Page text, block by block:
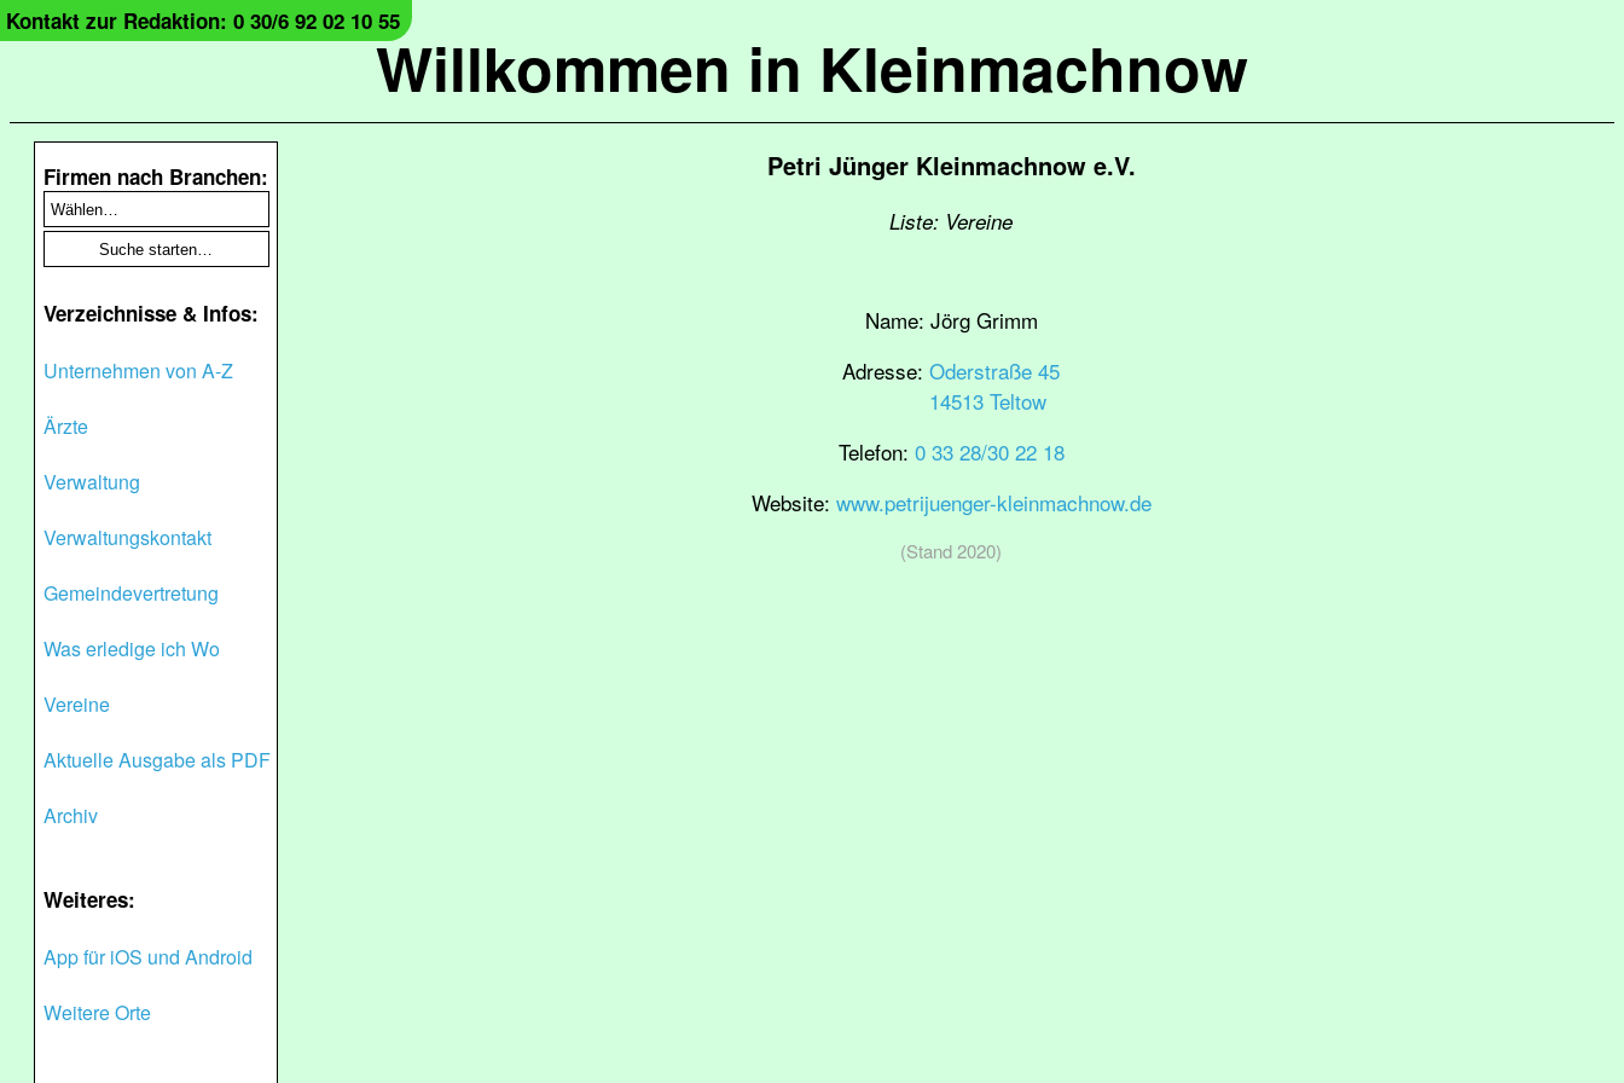
Willkommen in Kleinmachnow
Kontakt zur Redaktion: 0 30/6 92 02 10 55
Firmen nach Branchen:
Verzeichnisse & Infos:
Unternehmen von A-Z
Ärzte
Verwaltung
Verwaltungskontakt
Gemeindevertretung
Was erledige ich Wo
Vereine
Aktuelle Ausgabe als PDF
Archiv
Weiteres:
App für iOS und Android
Weitere Orte
Petri Jünger Kleinmachnow e.V.
Liste: Vereine
Name: Jörg Grimm
Adresse: Oderstraße 45
14513 Teltow
Telefon: 0 33 28/30 22 18
Website: www.petrijuenger-kleinmachnow.de
(Stand 2020)